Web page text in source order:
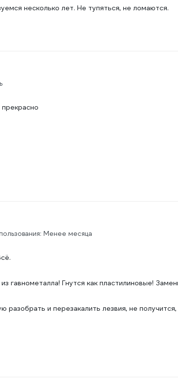
несколько лет. Не тупяться, не ломаются.
Менее месяца
гавнометалла! Гнутся как пластилиновые!
разобрать и перезакалить лезвия, не